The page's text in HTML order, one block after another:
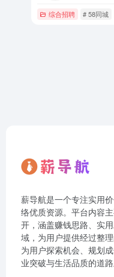
综合招聘 # 58同城
薪导航是一个专注实用
络优质资源。平台内容
开，涵盖赚钱思路、实
域，为用户提供经过整
为用户探索机会、规划
业突破与生活品质的道